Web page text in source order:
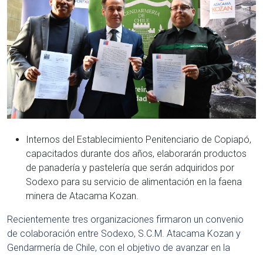
Internos del Establecimiento Penitenciario de Copiapó,
capacitados durante dos años, elaborarán productos
de panadería y pastelería que serán adquiridos por
Sodexo para su servicio de alimentación en la faena
minera de Atacama Kozan.
Recientemente tres organizaciones firmaron un convenio
de colaboración entre Sodexo, S.C.M. Atacama Kozan y
Gendarmería de Chile, con el objetivo de avanzar en la